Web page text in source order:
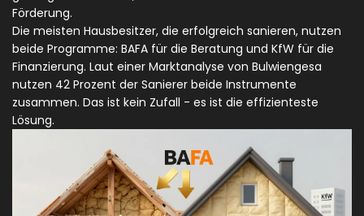
Förderung.
Die meisten Hausbesitzer, die erfolgreich sanieren, nutzen
beide Programme: BAFA für die Beratung und KfW für die
Finanzierung. Laut einer Marktanalyse von Bulwiengesa
nutzen 42 Prozent der Sanierer beide Instrumente
zusammen. Das ist kein Zufall - es ist die effizienteste
Lösung.